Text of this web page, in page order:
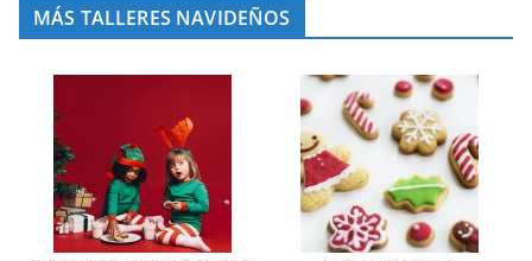
MÁS TALLERES NAVIDEÑOS